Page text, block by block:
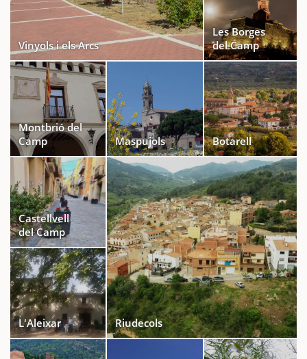
Vinyols i els Arcs
Les Borges
del Camp
Montbrió del
Camp
Maspujols Botarell
Castellvell
del Camp
L'Aleixar Riudecols